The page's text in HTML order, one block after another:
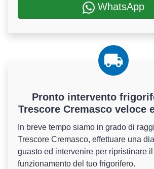
WhatsApp
Pronto intervento
Trescore Cremasco veloce
In breve tempo siamo in grado di
Trescore Cremasco, effettuare una
guasto ed intervenire per ripristinare
funzionamento del tuo frigorifero.